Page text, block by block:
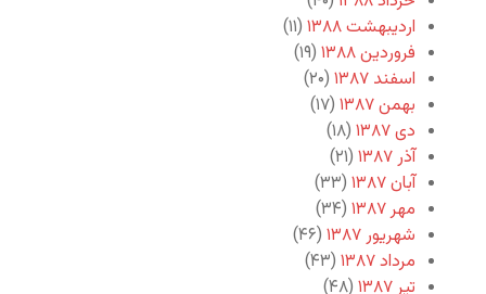
اردیبهشت ۱۳۸۸
(۱۱)
فروردین ۱۳۸۸
(۱۹)
اسفند ۱۳۸۷
(۲۰)
بهمن ۱۳۸۷
(۱۷)
دی ۱۳۸۷
(۱۸)
آذر ۱۳۸۷
(۲۱)
آبان ۱۳۸۷
(۳۳)
مهر ۱۳۸۷
(۳۴)
شهریور ۱۳۸۷
(۴۶)
مرداد ۱۳۸۷
(۴۳)
تیر ۱۳۸۷
(۴۸)